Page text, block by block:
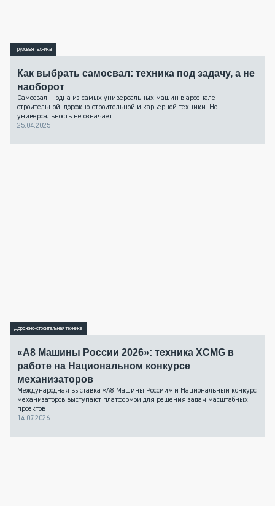
Грузовая техника
Как выбрать самосвал: техника под задачу, а не
наоборот
Самосвал — одна из самых универсальных машин в арсенале
строительной, дорожно-строительной и карьерной техники. Но
универсальность не означает...
25.04.2025
Дорожно-строительная техника
«А8 Машины России 2026»: техника XCMG в
работе на Национальном конкурсе
механизаторов
Международная выставка «А8 Машины России» и Национальный конкурс
механизаторов выступают платформой для решения задач масштабных
проектов
14.07.2026